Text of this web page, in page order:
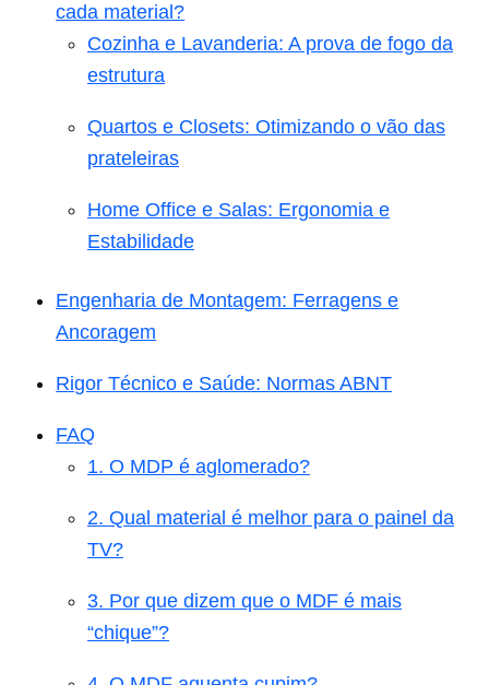
cada material?
Cozinha e Lavanderia: A prova de fogo da
estrutura
Quartos e Closets: Otimizando o vão das
prateleiras
Home Office e Salas: Ergonomia e
Estabilidade
Engenharia de Montagem: Ferragens e
Ancoragem
Rigor Técnico e Saúde: Normas ABNT
FAQ
1. O MDP é aglomerado?
2. Qual material é melhor para o painel da
TV?
3. Por que dizem que o MDF é mais
“chique”?